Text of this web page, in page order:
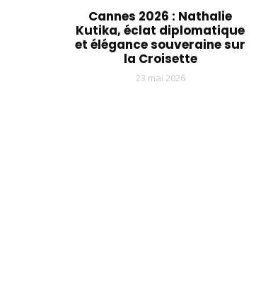
Cannes 2026 : Nathalie
Kutika, éclat diplomatique
et élégance souveraine sur
la Croisette
23 mai 2026